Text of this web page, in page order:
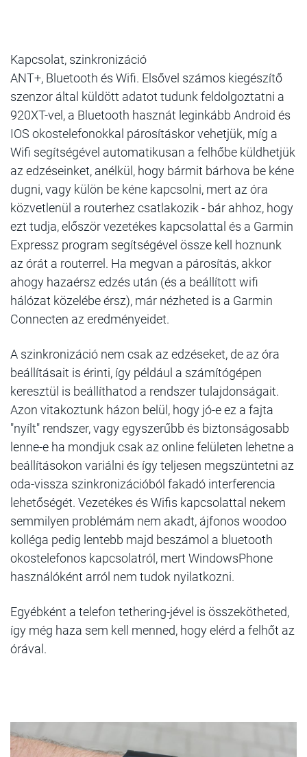
Kapcsolat, szinkronizáció
ANT+, Bluetooth és Wifi. Elsővel számos kiegészítő
szenzor által küldött adatot tudunk feldolgoztatni a
920XT-vel, a Bluetooth hasznát leginkább Android és
IOS okostelefonokkal párosításkor vehetjük, míg a
Wifi segítségével automatikusan a felhőbe küldhetjük
az edzéseinket, anélkül, hogy bármit bárhova be kéne
dugni, vagy külön be kéne kapcsolni, mert az óra
közvetlenül a routerhez csatlakozik - bár ahhoz, hogy
ezt tudja, először vezetékes kapcsolattal és a Garmin
Expressz program segítségével össze kell hoznunk
az órát a routerrel. Ha megvan a párosítás, akkor
ahogy hazaérsz edzés után (és a beállított wifi
hálózat közelébe érsz), már nézheted is a Garmin
Connecten az eredményeidet.
A szinkronizáció nem csak az edzéseket, de az óra
beállításait is érinti, így például a számítógépen
keresztül is beállíthatod a rendszer tulajdonságait.
Azon vitakoztunk házon belül, hogy jó-e ez a fajta
"nyílt" rendszer, vagy egyszerűbb és biztonságosabb
lenne-e ha mondjuk csak az online felületen lehetne a
beállításokon variálni és így teljesen megszüntetni az
oda-vissza szinkronizációból fakadó interferencia
lehetőségét. Vezetékes és Wifis kapcsolattal nekem
semmilyen problémám nem akadt, ájfonos woodoo
kolléga pedig lentebb majd beszámol a bluetooth
okostelefonos kapcsolatról, mert WindowsPhone
használóként arról nem tudok nyilatkozni.
Egyébként a telefon tethering-jével is összekötheted,
így még haza sem kell menned, hogy elérd a felhőt az
órával.